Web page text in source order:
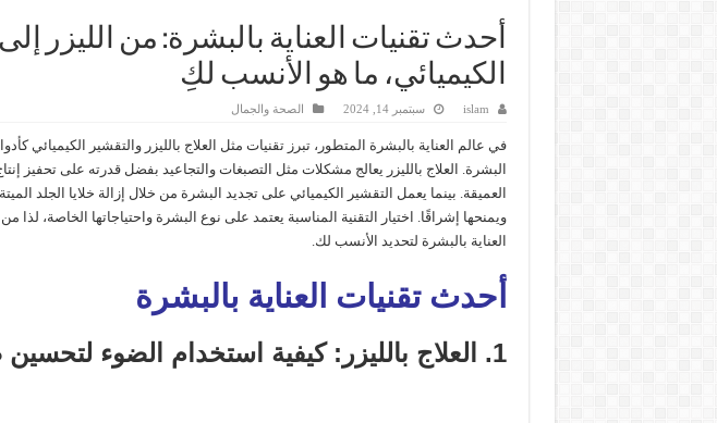
أحدث تقنيات العناية بالبشرة: من الليزر
الكيميائي، ما هو الأنسب لكِ
islam سبتمبر 14, 2024 الصحة والجمال
في عالم العناية بالبشرة المتطور، تبرز تقنيات مثل العلاج بالليزر والتقشير الكيميائي
البشرة. العلاج بالليزر يعالج مشكلات مثل التصبغات والتجاعيد بفضل قدرته على تحفيز
العميقة. بينما يعمل التقشير الكيميائي على تجديد البشرة من خلال إزالة خلايا الجلد
ويمنحها إشراقًا. اختيار التقنية المناسبة يعتمد على نوع البشرة واحتياجاتها الخاصة،
العناية بالبشرة لتحديد الأنسب لك.
أحدث تقنيات العناية بالبشرة
1. العلاج بالليزر: كيفية استخدام الضوء لتحسين صحة بشرتك